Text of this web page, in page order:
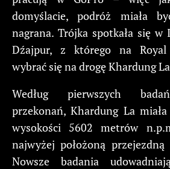
domyślacie, podróż miała
nagrana. Trójka spotkała się w
Dźajpur, z którego na
wybrać się na drogę Khardung
Według pierwszych
przekonań, Khardung La
wysokości 5602 metrów
najwyżej położoną
Nowsze badania